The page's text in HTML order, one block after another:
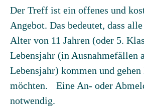
Der Treff ist ein offenes und
Angebot. Das bedeutet, dass
Alter von 11 Jahren (oder 5.
Lebensjahr (in Ausnahmefällen
Lebensjahr) kommen und
möchten. Eine An- oder
notwendig.